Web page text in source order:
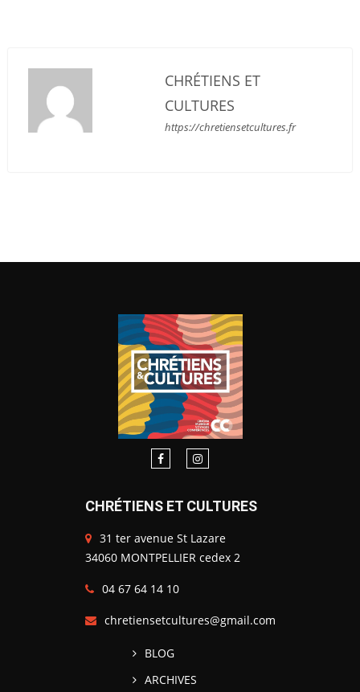
CHRÉTIENS ET
CULTURES
https://chretiensetcultures.fr
CHRÉTIENS ET CULTURES
31 ter avenue St Lazare
34060 MONTPELLIER cedex 2
04 67 64 14 10
chretiensetcultures@gmail.com
BLOG
ARCHIVES